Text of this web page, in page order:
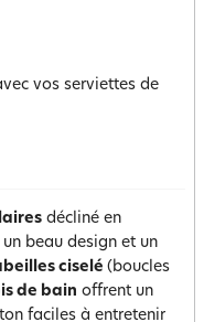
vos serviettes de
décliné en
beau design et un
ciselé (boucles
de bain offrent un
faciles à entretenir